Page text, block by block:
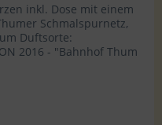
inkl. Dose mit einem
Schmalspurnetz,
Duftsorte:
2016 - "Bahnhof Thum